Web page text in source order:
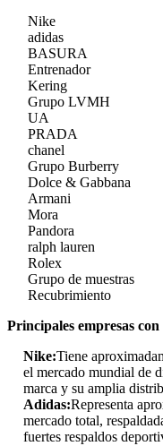
Nike
adidas
BASURA
Entrenador
Kering
Grupo LVMH
UA
PRADA
chanel
Grupo Burberry
Dolce & Gabbana
Armani
Mora
Pandora
ralph lauren
Rolex
Grupo de muestras
Recubrimiento
Principales empresas
Nike:Tiene
el mercado mundial de
marca y su amplia
Adidas:Representa
mercado total,
fuertes respaldos